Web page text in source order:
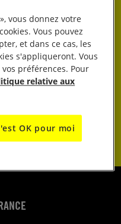
vous donnez votre
Vous pouvez
et dans ce cas, les
s'appliqueront. Vous
préférences. Pour
relative aux
OK pour moi